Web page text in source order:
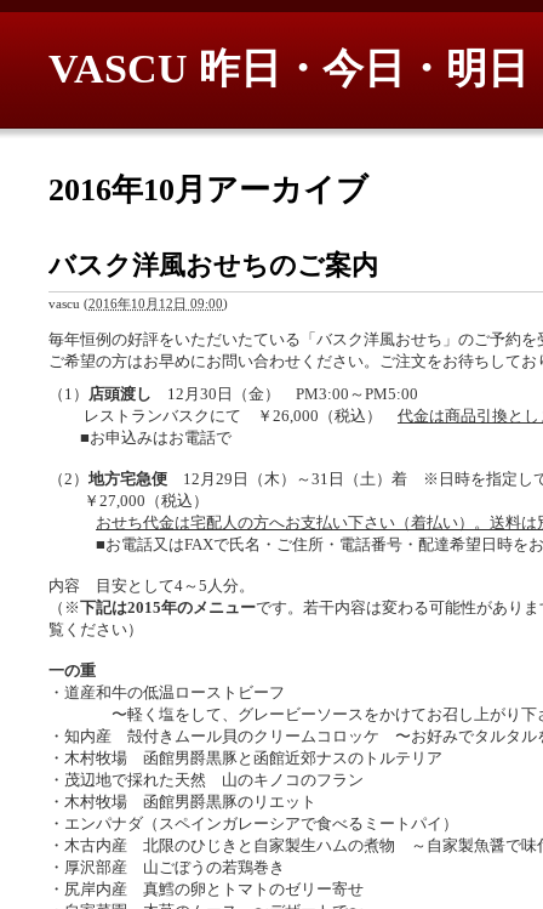
VASCU 昨日・今日・明日
2016年10月アーカイブ
バスク洋風おせちのご案内
vascu (2016年10月12日 09:00)
毎年恒例の好評をいただいたている「バスク洋風おせち」のご予約を
ご希望の方はお早めにお問い合わせください。ご注文をお待ちしてお
（1） 店頭渡し 12月30日（金） PM3:00～PM5:00
レストランバスクにて ￥26,000（税込） 代金は商品引換とし
■お申込みはお電話で
（2） 地方宅急便 12月29日（木）～31日（土）着 ※日時を指定し
￥27,000（税込）
おせち代金は宅配人の方へお支払い下さい （着払い） 。送料は
■お電話又はFAXで氏名・ご住所・電話番号・配達希望日時をお
内容 目安として4～5人分。
（※下記は2015年のメニューです。若干内容は変わる可能性があり
覧ください）
一の重
・道産和牛の低温ローストビーフ
〜軽く塩をして、グレービーソースをかけてお召し上がり下
・知内産 殻付きムール貝のクリームコロッケ 〜お好みでタルタル
・木村牧場 函館男爵黒豚と函館近郊ナスのトルテリア
・茂辺地で採れた天然 山のキノコのフラン
・木村牧場 函館男爵黒豚のリエット
・エンパナダ（スペインガレーシアで食べるミートパイ）
・木古内産 北限のひじきと自家製生ハムの煮物 ～自家製魚醤で味
・厚沢部産 山ごぼうの若鶏巻き
・尻岸内産 真鱈の卵とトマトのゼリー寄せ